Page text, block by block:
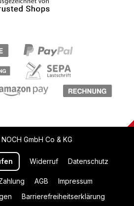
GmbH Co & KG
Widerruf Datenschutz
AGB
Impressum
Barrierefreiheitserklärung